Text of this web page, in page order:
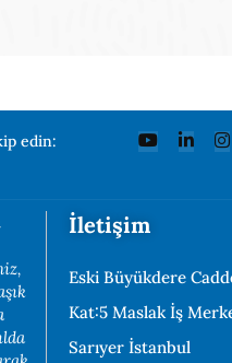
edin:
İletişim
Eski Büyükdere
Kat:5 Maslak İş
Sarıyer İstanbul